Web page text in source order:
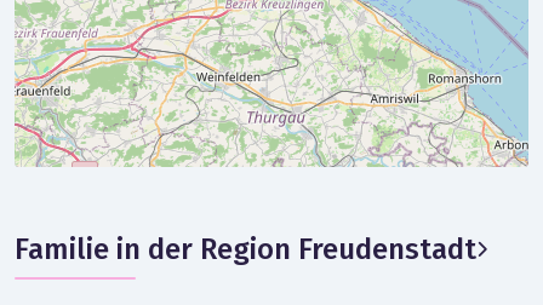
Familie in der Region Freudenstadt